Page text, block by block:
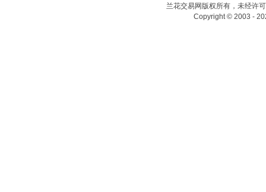
兰花交易网版权所有，未经许
Copyright © 2003 -